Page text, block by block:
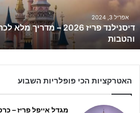
י
אפריל 3, 2024
דיסנילנד פריז 2026 –
והטבות
האטרקציות הכי פופלריות השבוע
מגדל אייפל פריז –